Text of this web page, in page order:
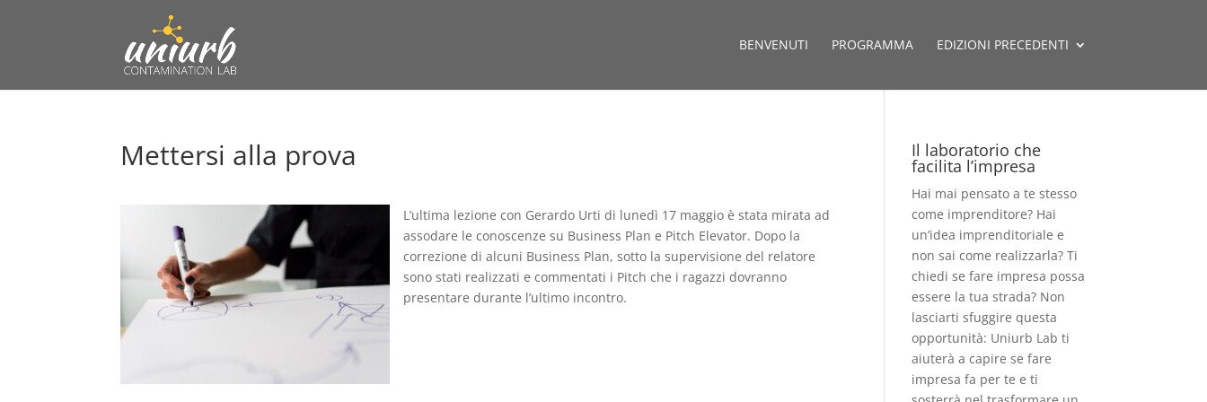
BENVENUTI PROGRAMMA EDIZIONI PRECEDENTI
Mettersi alla prova
L’ultima lezione con Gerardo Urti di lunedì 17 maggio è stata mirata ad
assodare le conoscenze su Business Plan e Pitch Elevator. Dopo la
correzione di alcuni Business Plan, sotto la supervisione del relatore
sono stati realizzati e commentati i Pitch che i ragazzi dovranno
presentare durante l’ultimo incontro.
Il laboratorio che
facilita l’impresa
Hai mai pensato a te stesso
come imprenditore? Hai
un’idea imprenditoriale e
non sai come realizzarla? Ti
chiedi se fare impresa possa
essere la tua strada? Non
lasciarti sfuggire questa
opportunità: Uniurb Lab ti
aiuterà a capire se fare
impresa fa per te e ti